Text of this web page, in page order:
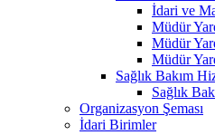
İdari ve
Müdür
Müdür
Müdür
Sağlık Bakım
Sağlık
Organizasyon Şeması
İdari Birimler